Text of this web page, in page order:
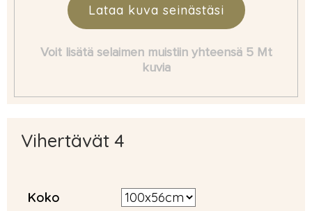
Lataa kuva seinästäsi
Voit lisätä selaimen muistiin yhteensä 5 Mt
kuvia
Vihertävät 4
Koko